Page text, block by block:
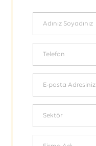
Adınız Soyadınız
Telefon
E-posta Adresiniz
Sektör